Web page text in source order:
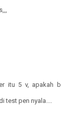
itu 5 v, apakah
test pen nyala....